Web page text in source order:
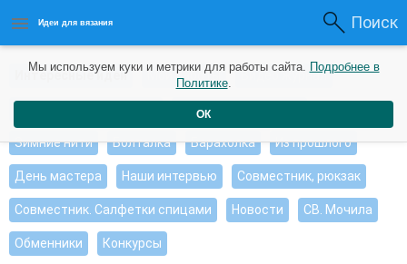
Идеи для вязания Поиск
Интересные идеи Мои работы Видео журнал
Душевные петельки
Зимние нити Болталка Барахолка Из прошлого
День мастера Наши интервью Совместник, рюкзак
Совместник. Салфетки спицами Новости СВ. Мочила
Обменники Конкурсы
Мы используем куки и метрики для работы сайта. Подробнее в
Политике.
ОК